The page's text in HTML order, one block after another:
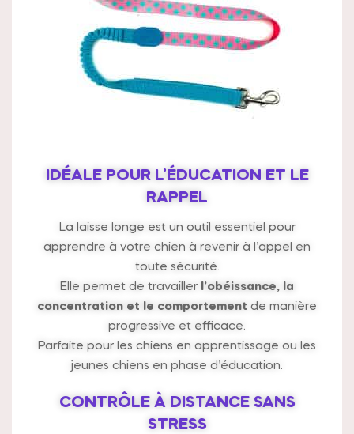
IDÉALE POUR L’ÉDUCATION ET LE
RAPPEL
La laisse longe est un outil essentiel pour
apprendre à votre chien à revenir à l’appel en
toute sécurité.
Elle permet de travailler
l’obéissance, la
concentration et le comportement de manière
progressive et efficace.
Parfaite pour les chiens en apprentissage ou les
jeunes chiens en phase d’éducation.
CONTRÔLE À DISTANCE SANS
STRESS